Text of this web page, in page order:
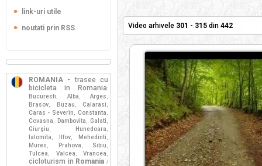
Video arhivele 301 - 315din 442
link-uri utile
noutati prin RSS
ROMANIA - trasee cu
bicicleta in Romania:
Bucuresti , Alba , Arges ,
Brasov, Buzau , Calarasi ,
Caras - Severin , Constanta ,
Covasna , Dambovita , Galati ,
Giurgiu , Hunedoara ,
Ialomita , Ilfov, Mehedinti ,
Mures , Prahova , Sibiu ,
Tulcea , Valcea , Vrancea ,
cicloturism in Romania /